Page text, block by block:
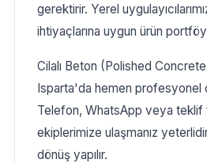
gerektirir. Yerel
ihtiyaçlarına uygun ürün
Cilalı Beton (Polished
Isparta'da hemen profesyonel
Telefon, WhatsApp veya teklif
ekiplerimize ulaşmanız
dönüş yapılır.